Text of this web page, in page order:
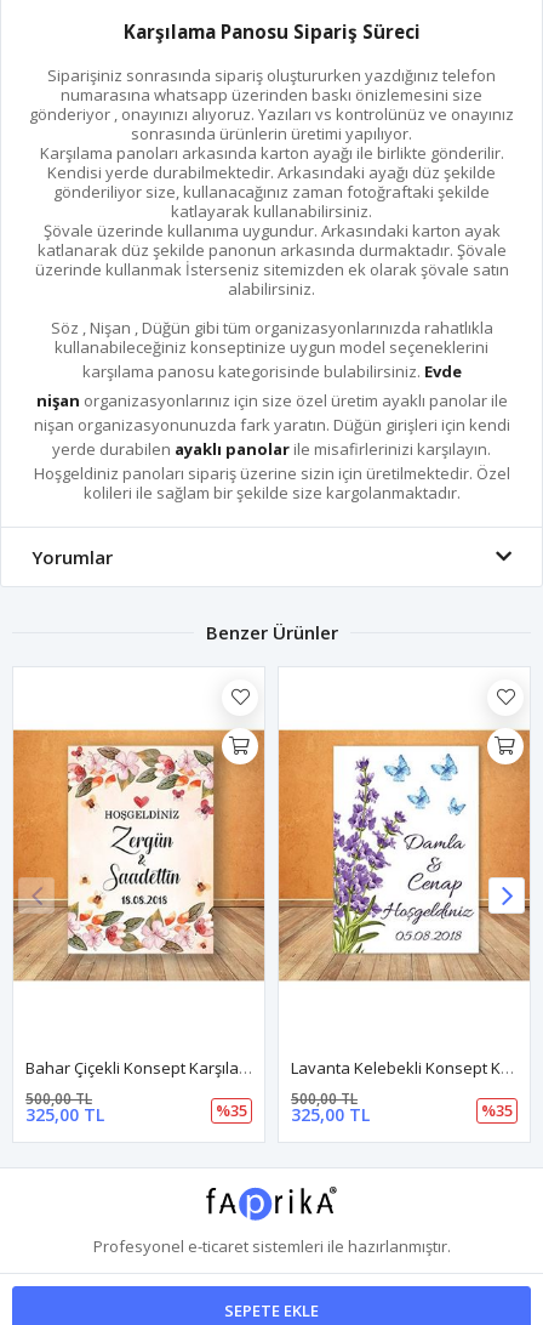
SEPETE EKLE
Karşılama Panosu Sipariş Süreci
Siparişiniz sonrasında sipariş oluştururken yazdığınız telefon
numarasına whatsapp üzerinden baskı önizlemesini size
gönderiyor , onayınızı alıyoruz. Yazıları vs kontrolünüz ve onayınız
sonrasında ürünlerin üretimi yapılıyor.
Karşılama panoları arkasında karton ayağı ile birlikte gönderilir.
Kendisi yerde durabilmektedir. Arkasındaki ayağı düz şekilde
gönderiliyor size, kullanacağınız zaman fotoğraftaki şekilde
katlayarak kullanabilirsiniz.
Şövale üzerinde kullanıma uygundur. Arkasındaki karton ayak
katlanarak düz şekilde panonun arkasında durmaktadır. Şövale
üzerinde kullanmak İsterseniz sitemizden ek olarak şövale satın
alabilirsiniz.
Söz , Nişan , Düğün gibi tüm organizasyonlarınızda rahatlıkla
kullanabileceğiniz konseptinize uygun model seçeneklerini
karşılama panosu kategorisinde bulabilirsiniz. Evde
nişan organizasyonlarınız için size özel üretim ayaklı panolar ile
nişan organizasyonunuzda fark yaratın. Düğün girişleri için kendi
yerde durabilen ayaklı panolar ile misafirlerinizi karşılayın.
Hoşgeldiniz panoları sipariş üzerine sizin için üretilmektedir. Özel
kolileri ile sağlam bir şekilde size kargolanmaktadır.
Yorumlar
Benzer Ürünler
Bahar Çiçekli Konsept Karşılama Panosu
325,00 TL
500,00 TL
%35
Lavanta Kelebekli Konsept Karşılama Panosu
325,00 TL
500,00 TL
%35
Profesyonel e-ticaretsistemleri ile hazırlanmıştır.